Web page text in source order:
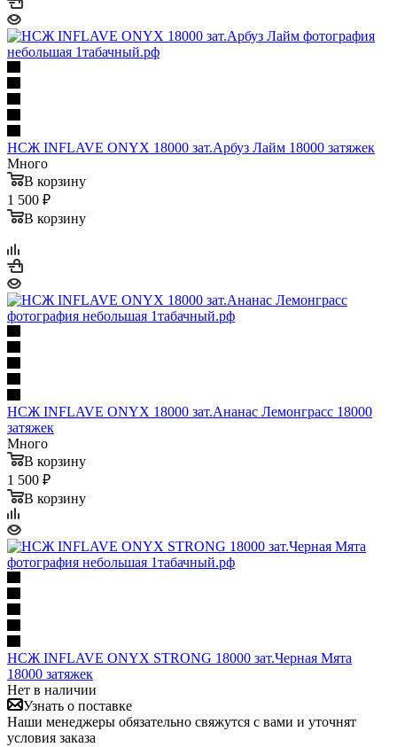
НСЖ INFLAVE ONYX 18000 зат.Арбуз Лайм 18000 затяжек
Много
В корзину
1 500 ₽
В корзину
НСЖ INFLAVE ONYX 18000 зат.Ананас Лемонграсс 18000
затяжек
Много
В корзину
1 500 ₽
В корзину
НСЖ INFLAVE ONYX STRONG 18000 зат.Черная Мята
18000 затяжек
Нет в наличии
Узнать о поставке
Наши менеджеры обязательно свяжутся с вами и уточнят
условия заказа